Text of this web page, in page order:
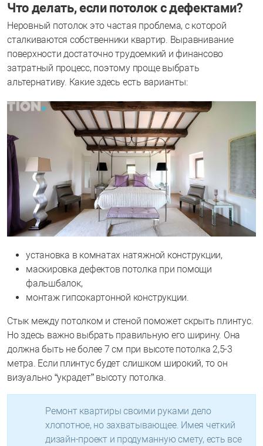
Что делать, если потолок с дефектами?
Неровный потолок это частая проблема, с которой
сталкиваются собственники квартир. Выравнивание
поверхности достаточно трудоемкий и финансово
затратный процесс, поэтому проще выбрать
альтернативу. Какие здесь есть варианты:
установка в комнатах натяжной конструкции,
маскировка дефектов потолка при помощи
фальшбалок,
монтаж гипсокартонной конструкции.
Стык между потолком и стеной поможет скрыть плинтус.
Но здесь важно выбрать правильную его ширину. Она
должна быть не более 7 см при высоте потолка 2,5-3
метра. Если плинтус будет слишком широкий, то он
визуально “украдет” высоту потолка.
Ремонт квартиры своими руками дело
хлопотное, но захватывающее. Имея четкий
дизайн-проект и продуманную смету, есть все